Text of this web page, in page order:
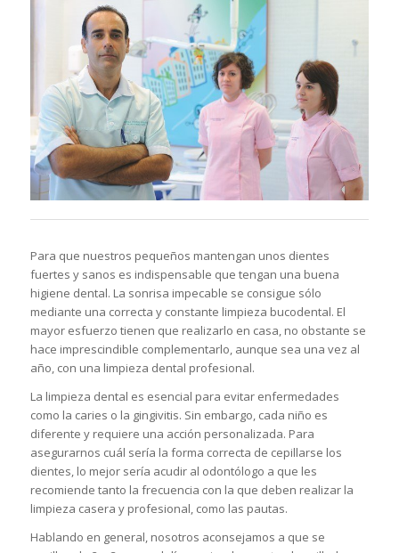
Para que nuestros pequeños mantengan unos dientes
fuertes y sanos es indispensable que tengan una buena
higiene dental. La sonrisa impecable se consigue sólo
mediante una correcta y constante limpieza bucodental. El
mayor esfuerzo tienen que realizarlo en casa, no obstante se
hace imprescindible complementarlo, aunque sea una vez al
año, con una limpieza dental profesional.
La limpieza dental es esencial para evitar enfermedades
como la caries o la gingivitis. Sin embargo, cada niño es
diferente y requiere una acción personalizada. Para
asegurarnos cuál sería la forma correcta de cepillarse los
dientes, lo mejor sería acudir al odontólogo a que les
recomiende tanto la frecuencia con la que deben realizar la
limpieza casera y profesional, como las pautas.
Hablando en general, nosotros aconsejamos a que se